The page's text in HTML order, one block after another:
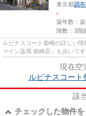
東京都調
-
築年数：
階数：3階
ルピナスコート柴崎の詳しい
ァイン薬局 柴崎店」も歩いて
現在空
ルピナスコート
該
チェックした物件